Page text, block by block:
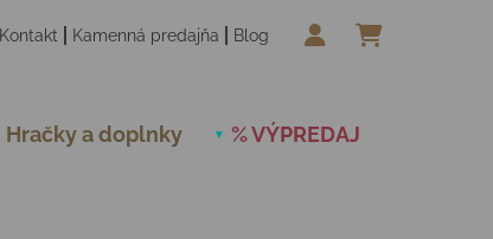
Kontakt Kamenná predajňa Blog
Hračky a doplnky % VÝPREDAJ